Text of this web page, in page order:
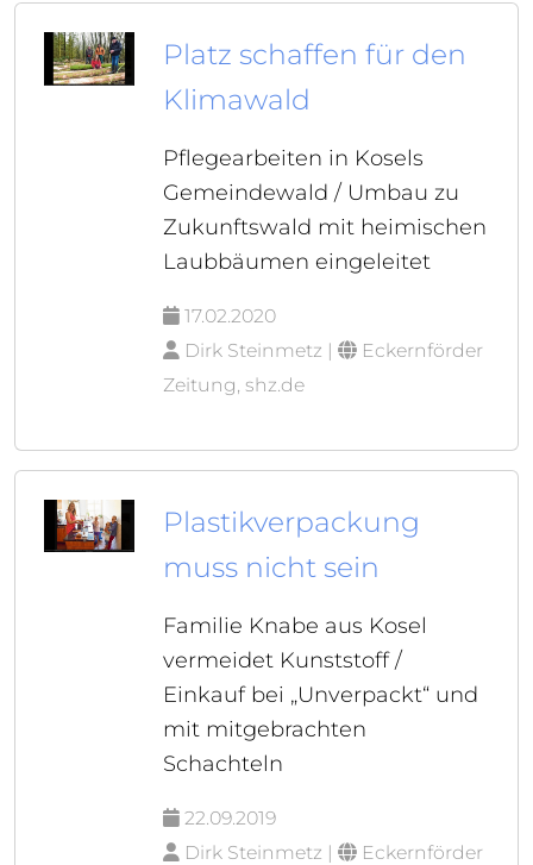
Platz schaffen für den
Klimawald
Pflegearbeiten in Kosels
Gemeindewald / Umbau zu
Zukunftswald mit heimischen
Laubbäumen eingeleitet
17.02.2020
Dirk Steinmetz |
Eckernförder
Zeitung, shz.de
Plastikverpackung
muss nicht sein
Familie Knabe aus Kosel
vermeidet Kunststoff /
Einkauf bei „Unverpackt“ und
mit mitgebrachten
Schachteln
22.09.2019
Dirk Steinmetz |
Eckernförder